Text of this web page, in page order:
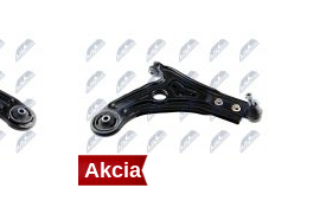
Akcia